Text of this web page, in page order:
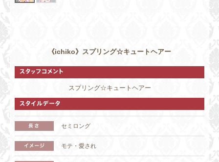
《ichiko》スプリング☆キュートヘアー
スプリング☆キュートヘアー
セミロング
モテ・愛され